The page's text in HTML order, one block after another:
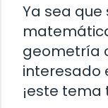
Ya sea
geometría
interesado
¡este